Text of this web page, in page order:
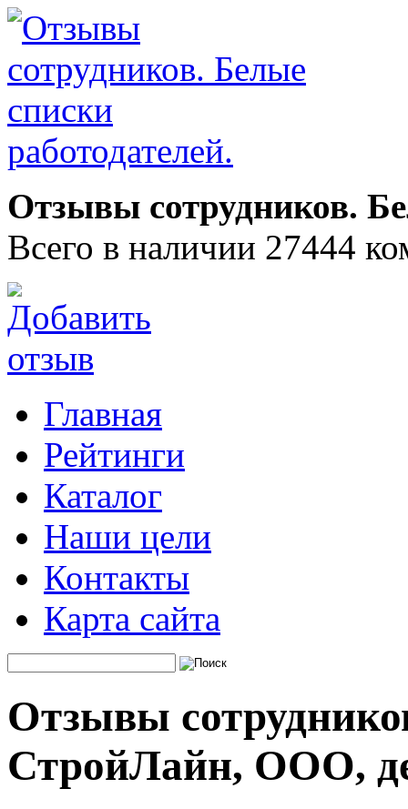
Отзывы сотрудников.
Всего в наличии 27444
Главная
Рейтинги
Каталог
Наши цели
Контакты
Карта сайта
Отзывы
СтройЛайн, ООО,